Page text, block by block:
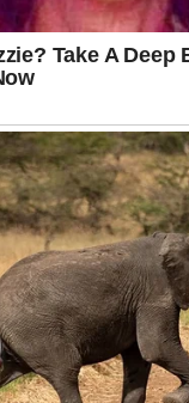
odnos sa partnerom
i zajedničkih
koji će vas još
SREĆU
osobu koja će
danima.